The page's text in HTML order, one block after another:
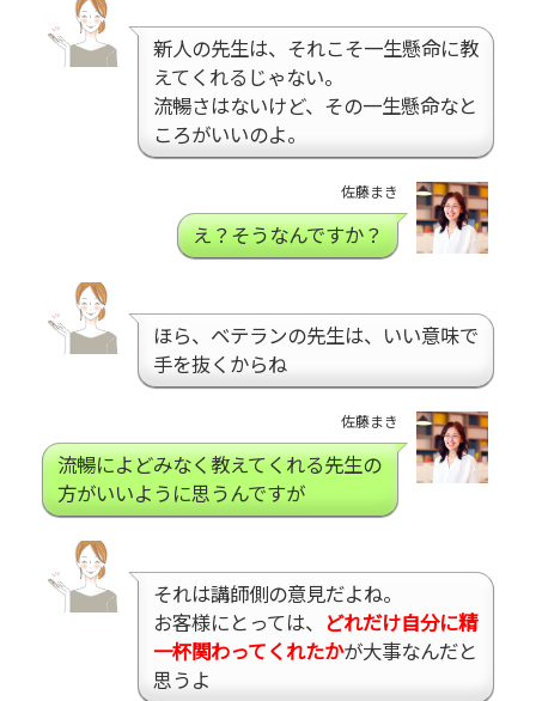
新人の先生は、それこそ一生懸命に教
えてくれるじゃない。
流暢さはないけど、その一生懸命なと
ころがいいのよ。
佐藤まき
え？そうなんですか？
ほら、ベテランの先生は、いい意味で
手を抜くからね
佐藤まき
流暢によどみなく教えてくれる先生の
方がいいように思うんですが
それは講師側の意見だよね。
お客様にとっては、
どれだけ自分に精
一杯関わってくれたかが大事なんだと
思うよ